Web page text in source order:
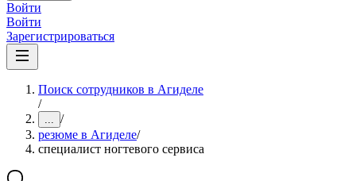
Войти
Войти
Зарегистрироваться
Поиск сотрудников в Агиделе
/
... /
резюме в Агиделе/
специалист ногтевого сервиса